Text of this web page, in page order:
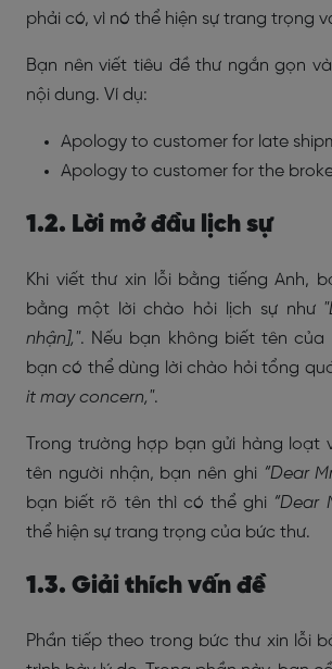
phải có, vì nó thể hiện sự trang trọng
Bạn nên viết tiêu đề thư ngắn gọn
nội dung. Ví dụ:
Apology to customer for late
Apology to customer for the
1.2. Lời mở đầu lịch sự
Khi viết thư xin lỗi bằng tiếng Anh,
bằng một lời chào hỏi lịch sự như
nhận],". Nếu bạn không biết tên của
bạn có thể dùng lời chào hỏi tổng
it may concern,".
Trong trường hợp bạn gửi hàng loạt
tên người nhận, bạn nên ghi “Dear
bạn biết rõ tên thì có thể ghi “Dear
thể hiện sự trang trọng của bức thư.
1.3. Giải thích vấn đề
Phần tiếp theo trong bức thư xin lỗi